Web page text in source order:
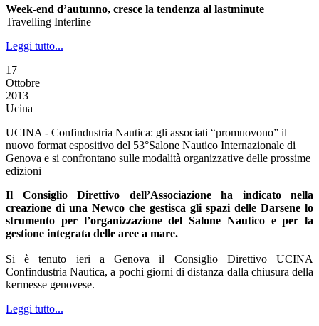
Week-end d’autunno, cresce la tendenza al lastminute
Travelling Interline
Leggi tutto...
17
Ottobre
2013
Ucina
UCINA - Confindustria Nautica: gli associati “promuovono” il
nuovo format espositivo del 53°Salone Nautico Internazionale di
Genova e si confrontano sulle modalità organizzative delle prossime
edizioni
Il Consiglio Direttivo dell’Associazione ha indicato nella
creazione di una Newco che gestisca gli spazi delle Darsene lo
strumento per l’organizzazione del Salone Nautico e per la
gestione integrata delle aree a mare.
Si è tenuto ieri a Genova il Consiglio Direttivo UCINA
Confindustria Nautica, a pochi giorni di distanza dalla chiusura della
kermesse genovese.
Leggi tutto...